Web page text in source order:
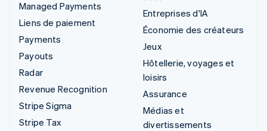
Managed Payments
Liens de paiement
Payments
Payouts
Radar
Revenue Recognition
Stripe Sigma
Stripe Tax
Entreprises d'IA
Économie des créateurs
Jeux
Hôtellerie, voyages et
loisirs
Assurance
Médias et
divertissements